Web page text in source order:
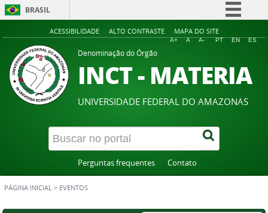
BRASIL
Simplifique!
Participe
Acesso à informação
Legislação
Canais
ACESSIBILIDADE ALTO CONTRASTE MAPA DO SITE
A+ A A- PT EN ES
Denominação do Órgão
INCT - MATERIA
UNIVERSIDADE FEDERAL DO AMAZONAS
Perguntas frequentes Contato
PÁGINA INICIAL > EVENTOS